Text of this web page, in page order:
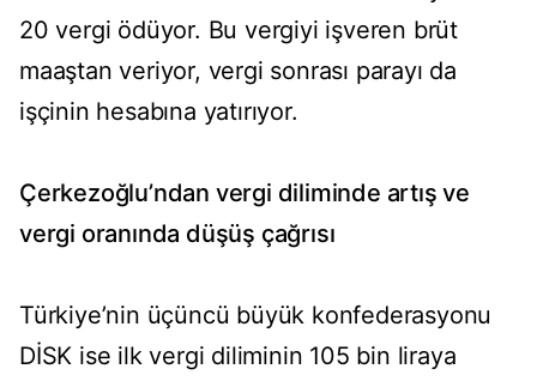
20 vergi ödüyor. Bu vergiyi işveren brüt
maaştan veriyor, vergi sonrası parayı da
işçinin hesabına yatırıyor.
Çerkezoğlu’ndan vergi diliminde artış ve
vergi oranında düşüş çağrısı
Türkiye’nin üçüncü büyük konfederasyonu
DİSK ise ilk vergi diliminin 105 bin liraya